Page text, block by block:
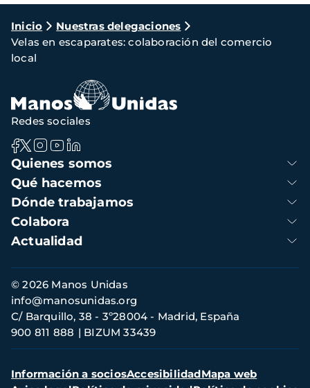
Ruta
de
navegación
Inicio
Nuestras delegaciones
Velas en escaparates: colaboración del comercio
local
Navegación
principal
Quienes somos
Qué hacemos
Dónde trabajamos
Colabora
Actualidad
Redes sociales
Información
de
contacto
© 2026 Manos Unidas
C/ Barquillo, 38 - 3º28004 - Madrid, España
900 811 888
BIZUM 33439
info@manosunidas.org
Menú
secundario
Información a sociosAccesibilidadMapa web